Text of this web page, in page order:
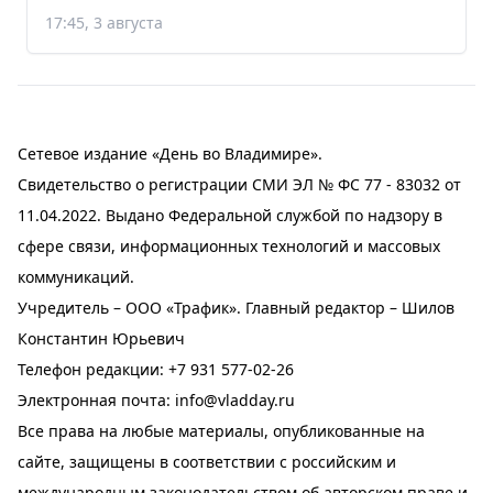
17:45, 3 августа
Сетевое издание «День во Владимире».
Свидетельство о регистрации СМИ ЭЛ № ФС 77 - 83032 от
11.04.2022. Выдано Федеральной службой по надзору в
сфере связи, информационных технологий и массовых
коммуникаций.
Учредитель – ООО «Трафик». Главный редактор – Шилов
Константин Юрьевич
Телефон редакции: +7 931 577-02-26
Электронная почта: info@vladday.ru
Все права на любые материалы, опубликованные на
сайте, защищены в соответствии с российским и